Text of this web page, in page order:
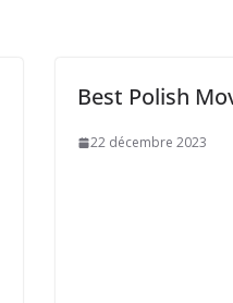
Best Polish
22 décembre 2023